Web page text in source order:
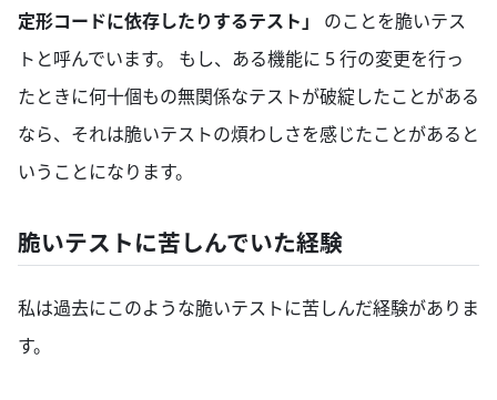
定形コードに依存したりするテスト」
のことを脆いテス
トと呼んでいます。 もし、ある機能に 5 行の変更を行っ
たときに何十個もの無関係なテストが破綻したことがある
なら、それは脆いテストの煩わしさを感じたことがあると
いうことになります。
脆いテストに苦しんでいた経験
私は過去にこのような脆いテストに苦しんだ経験がありま
す。